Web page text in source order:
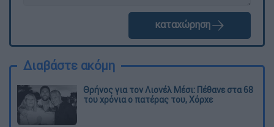
καταχώρηση
Διαβάστε ακόμη
Θρήνος για τον Λιονέλ Μέσι: Πέθανε στα 68
του χρόνια ο πατέρας του, Χόρχε